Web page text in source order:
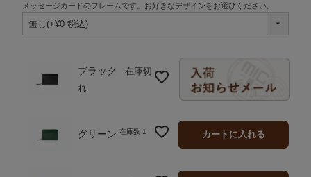
(必
メッセージカードのフレームです。お好きなデザインをお選びください。
ブラック
在庫切
れ
グリーン 在庫数 1 カートに入れる